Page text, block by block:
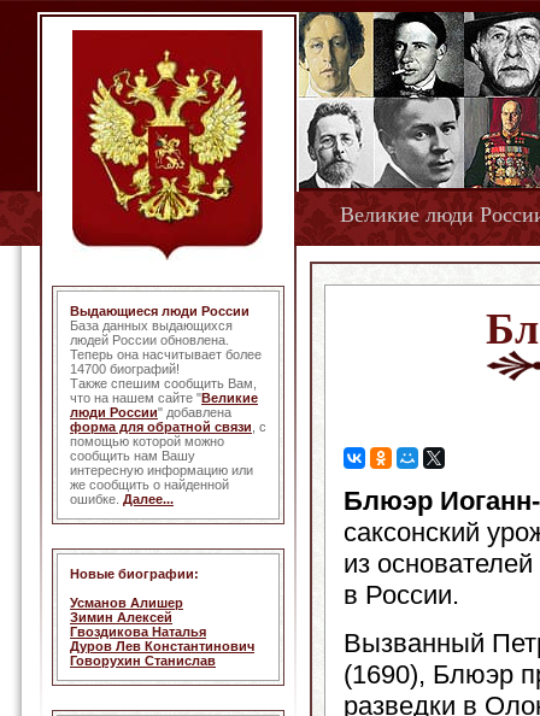
Великие люди
Выдающиеся люди России
База данных выдающихся
людей России обновлена.
Теперь она насчитывает более
14700 биографий!
Также спешим сообщить Вам,
что на нашем сайте "Великие
люди России" добавлена
форма для обратной связи , с
помощью которой можно
сообщить нам Вашу
интересную информацию или
же сообщить о найденной
ошибке. Далее...
Новые биографии:
Усманов Алишер
Зимин Алексей
Гвоздикова Наталья
Дуров Лев Константинович
Говорухин Станислав
Блюэр
саксонский
из
в России.
Вызванный
(1690), Блюэр
разведки в